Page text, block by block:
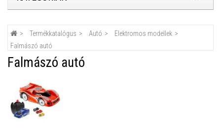
Termékkatalógus Autó
Elektromos modellek
Falmászó autó
Falmászó autó